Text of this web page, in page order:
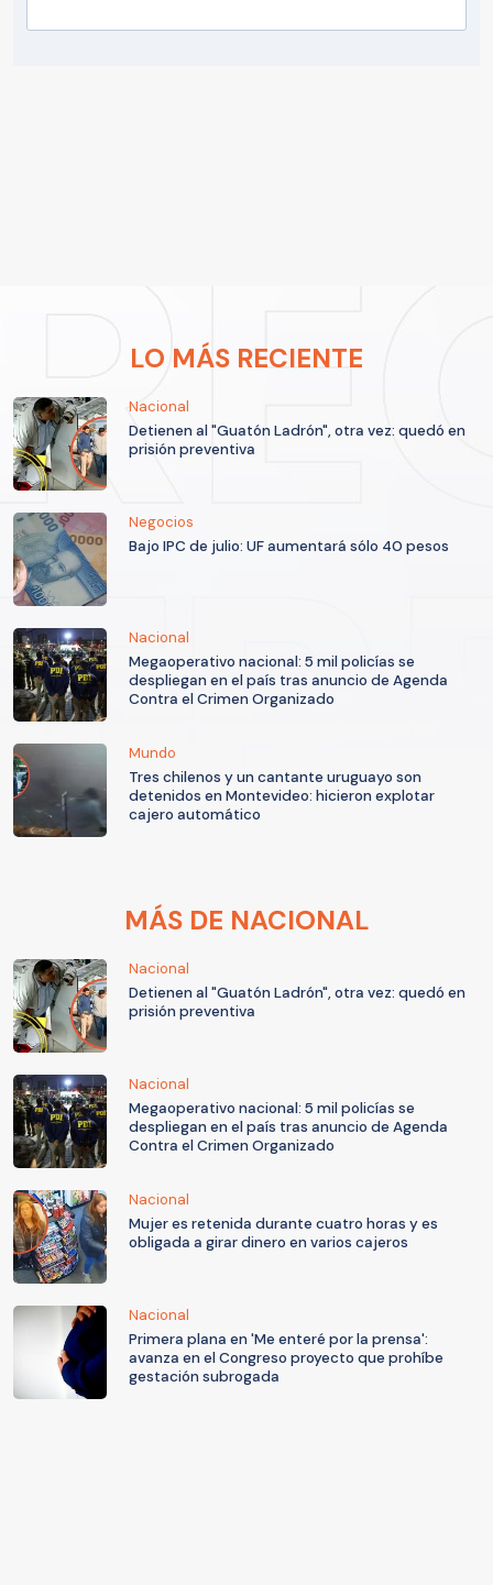
LO MÁS RECIENTE
Nacional
Detienen al "Guatón Ladrón", otra vez: quedó en
prisión preventiva
Negocios
Bajo IPC de julio: UF aumentará sólo 40 pesos
Nacional
Megaoperativo nacional: 5 mil policías se
despliegan en el país tras anuncio de Agenda
Contra el Crimen Organizado
Mundo
Tres chilenos y un cantante uruguayo son
detenidos en Montevideo: hicieron explotar
cajero automático
MÁS DE NACIONAL
Nacional
Detienen al "Guatón Ladrón", otra vez: quedó en
prisión preventiva
Nacional
Megaoperativo nacional: 5 mil policías se
despliegan en el país tras anuncio de Agenda
Contra el Crimen Organizado
Nacional
Mujer es retenida durante cuatro horas y es
obligada a girar dinero en varios cajeros
Nacional
Primera plana en 'Me enteré por la prensa':
avanza en el Congreso proyecto que prohíbe
gestación subrogada